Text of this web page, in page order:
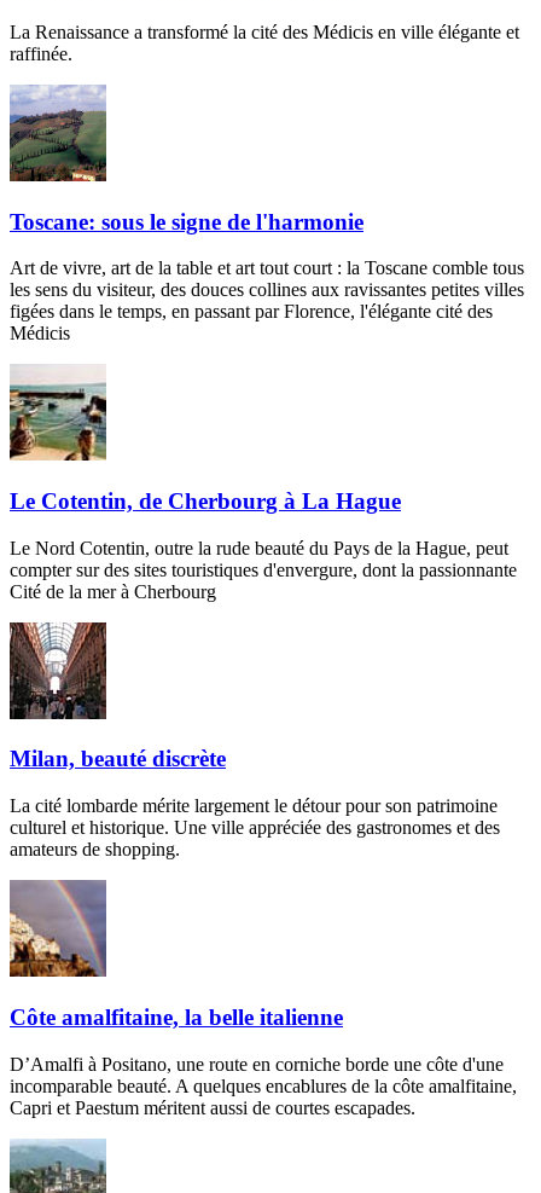
La Renaissance a transformé la cité des Médicis en ville élégante et
raffinée.
Toscane: sous le signe de l'harmonie
Art de vivre, art de la table et art tout court : la Toscane comble tous
les sens du visiteur, des douces collines aux ravissantes petites villes
figées dans le temps, en passant par Florence, l'élégante cité des
Médicis
Le Cotentin, de Cherbourg à La Hague
Le Nord Cotentin, outre la rude beauté du Pays de la Hague, peut
compter sur des sites touristiques d'envergure, dont la passionnante
Cité de la mer à Cherbourg
Milan, beauté discrète
La cité lombarde mérite largement le détour pour son patrimoine
culturel et historique. Une ville appréciée des gastronomes et des
amateurs de shopping.
Côte amalfitaine, la belle italienne
D’Amalfi à Positano, une route en corniche borde une côte d'une
incomparable beauté. A quelques encablures de la côte amalfitaine,
Capri et Paestum méritent aussi de courtes escapades.